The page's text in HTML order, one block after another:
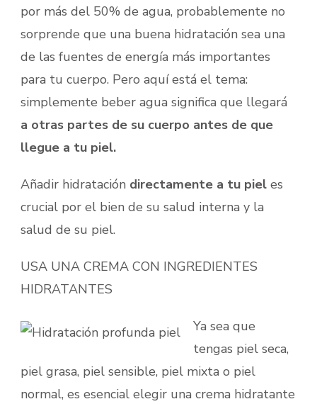
por más del 50% de agua, probablemente no
sorprende que una buena hidratación sea una
de las fuentes de energía más importantes
para tu cuerpo. Pero aquí está el tema:
simplemente beber agua significa que llegará
a otras partes de su cuerpo antes de que
llegue a tu piel.
Añadir hidratación directamente a tu piel es
crucial por el bien de su salud interna y la
salud de su piel.
USA UNA CREMA CON INGREDIENTES
HIDRATANTES
Ya sea que
tengas piel seca,
piel grasa, piel sensible, piel mixta o piel
normal, es esencial elegir una crema hidratante